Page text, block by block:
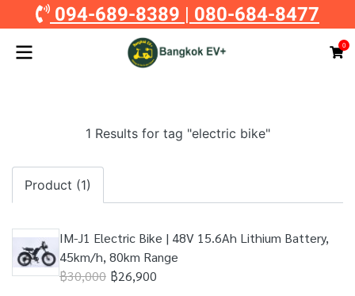
094-689-8389 | 080-684-8477
0
1 Results for tag "electric bike"
Product (1)
IM-J1 Electric Bike | 48V 15.6Ah Lithium Battery,
45km/h, 80km Range
฿30,000 ฿26,900